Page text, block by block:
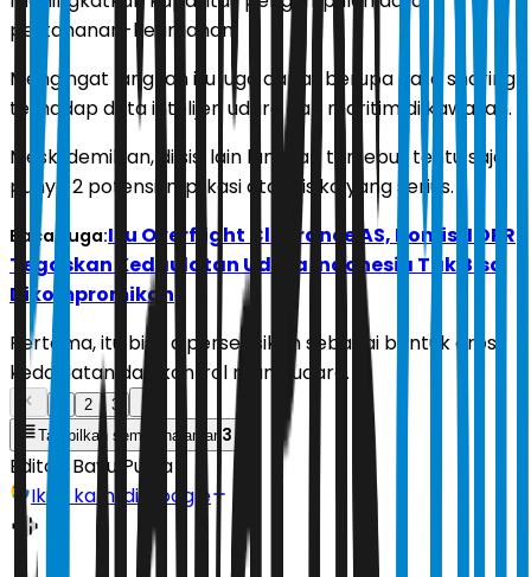
pertahanan-keamanan.
Mengingat langkah itu juga dapat berupa data sharing
terhadap data intelijen udara dan maritim di kawasan.
Meski demikian, di sisi lain langkah tersebut tentu saja
punya 2 potensi implikasi atau risiko yang serius.
Baca Juga:Isu Overflight Clearance AS, Komisi I DPR
Tegaskan Kedaulatan Udara Indonesia Tak Bisa
Dikompromikan
Pertama, itu bisa dipersepsikan sebagai bentuk erosi
kedaulatan dan kontrol ruang udara.
2
3
Tampilkan semua halaman 3
Editor: Bayu Putra
Ikuti kami di Google